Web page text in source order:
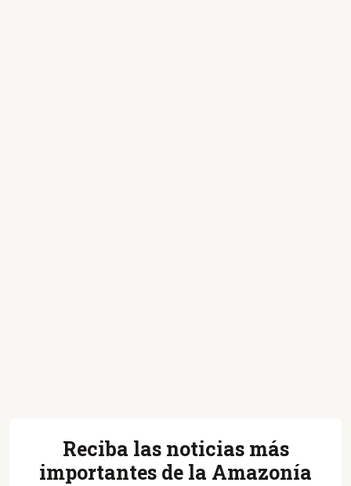
Reciba las noticias más
importantes de la Amazonía